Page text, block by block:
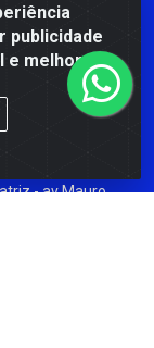
publicidade
e melhorar a
- av Mauro